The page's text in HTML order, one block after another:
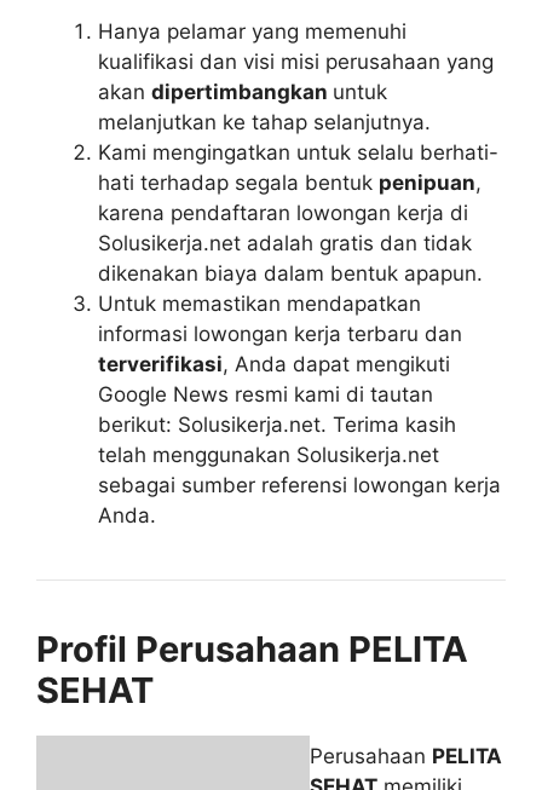
Hanya pelamar yang memenuhi
kualifikasi dan visi misi perusahaan yang
akan dipertimbangkan untuk
melanjutkan ke tahap selanjutnya.
Kami mengingatkan untuk selalu berhati-
hati terhadap segala bentuk penipuan,
karena pendaftaran lowongan kerja di
Solusikerja.net adalah gratis dan tidak
dikenakan biaya dalam bentuk apapun.
Untuk memastikan mendapatkan
informasi lowongan kerja terbaru dan
terverifikasi, Anda dapat mengikuti
Google News resmi kami di tautan
berikut: Solusikerja.net. Terima kasih
telah menggunakan Solusikerja.net
sebagai sumber referensi lowongan kerja
Anda.
Profil Perusahaan PELITA
SEHAT
Perusahaan PELITA